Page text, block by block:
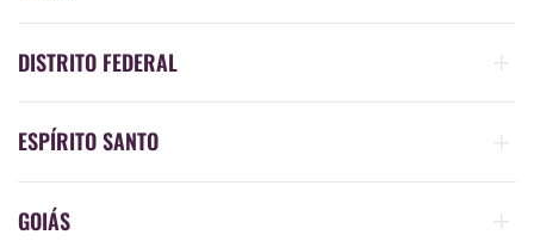
DISTRITO FEDERAL
ESPÍRITO SANTO
GOIÁS